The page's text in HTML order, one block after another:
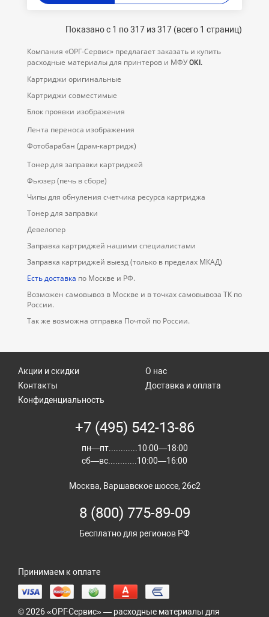
Показано с 1 по 317 из 317 (всего 1 страниц)
Компания «ОРГ-Cервис» предлагает заказать и купить
расходные материалы для принтеров и МФУOKI.
Картриджи оригинальные
Картриджи совместимые
Блок проявки изображения
Лента переноса изображения
Фотобарабан (драм-картридж)
Тонер для заправки картриджей
Фьюзер (печь в сборе)
Чипы для обнуления счетчика ресурса картриджа
Тонер для заправки
Девелопер
Заправка картриджей нашими специалистами
Заправка картриджей выезд (только в пределах МКАД)
Есть доставка по Москве и РФ.
Возможен самовывоз в Москве и в точках самовывоза ТК по
России.
Так же возможна отправка Почтой по России.
Акции и скидки
Контакты
О нас
Доставка и оплата
Конфиденциальность
+7 (495) 542-13-86
пн—пт............10:00—18:00
сб—вс............10:00—16:00
Москва, Варшавское шоссе, 26с2
8 (800) 775-89-09
Бесплатно для регионов РФ
Принимаем к оплате
© 2026 «ОРГ-Сервис» — расходные материалы для